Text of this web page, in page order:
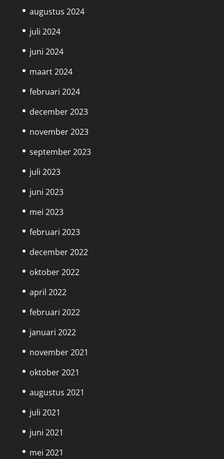
augustus 2024
juli 2024
juni 2024
maart 2024
februari 2024
december 2023
november 2023
september 2023
juli 2023
juni 2023
mei 2023
februari 2023
december 2022
oktober 2022
april 2022
februari 2022
januari 2022
november 2021
oktober 2021
augustus 2021
juli 2021
juni 2021
mei 2021